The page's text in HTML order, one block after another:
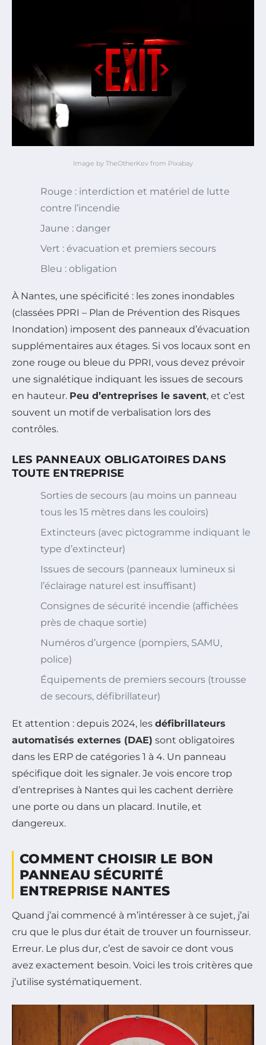
Image by TheOtherKev from Pixabay
Rouge : interdiction et matériel de lutte
contre l’incendie
Jaune : danger
Vert : évacuation et premiers secours
Bleu : obligation
À Nantes, une spécificité : les zones inondables
(classées PPRI – Plan de Prévention des Risques
Inondation) imposent des panneaux d’évacuation
supplémentaires aux étages. Si vos locaux sont en
zone rouge ou bleue du PPRI, vous devez prévoir
une signalétique indiquant les issues de secours
en hauteur. Peu d’entreprises le savent, et c’est
souvent un motif de verbalisation lors des
contrôles.
LES PANNEAUX OBLIGATOIRES DANS
TOUTE ENTREPRISE
Sorties de secours (au moins un panneau
tous les 15 mètres dans les couloirs)
Extincteurs (avec pictogramme indiquant le
type d’extincteur)
Issues de secours (panneaux lumineux si
l’éclairage naturel est insuffisant)
Consignes de sécurité incendie (affichées
près de chaque sortie)
Numéros d’urgence (pompiers, SAMU,
police)
Équipements de premiers secours (trousse
de secours, défibrillateur)
Et attention : depuis 2024, les défibrillateurs
automatisés externes (DAE) sont obligatoires
dans les ERP de catégories 1 à 4. Un panneau
spécifique doit les signaler. Je vois encore trop
d’entreprises à Nantes qui les cachent derrière
une porte ou dans un placard. Inutile, et
dangereux.
COMMENT CHOISIR LE BON
PANNEAU SÉCURITÉ
ENTREPRISE NANTES
Quand j’ai commencé à m’intéresser à ce sujet, j’ai
cru que le plus dur était de trouver un fournisseur.
Erreur. Le plus dur, c’est de savoir ce dont vous
avez exactement besoin. Voici les trois critères que
j’utilise systématiquement.